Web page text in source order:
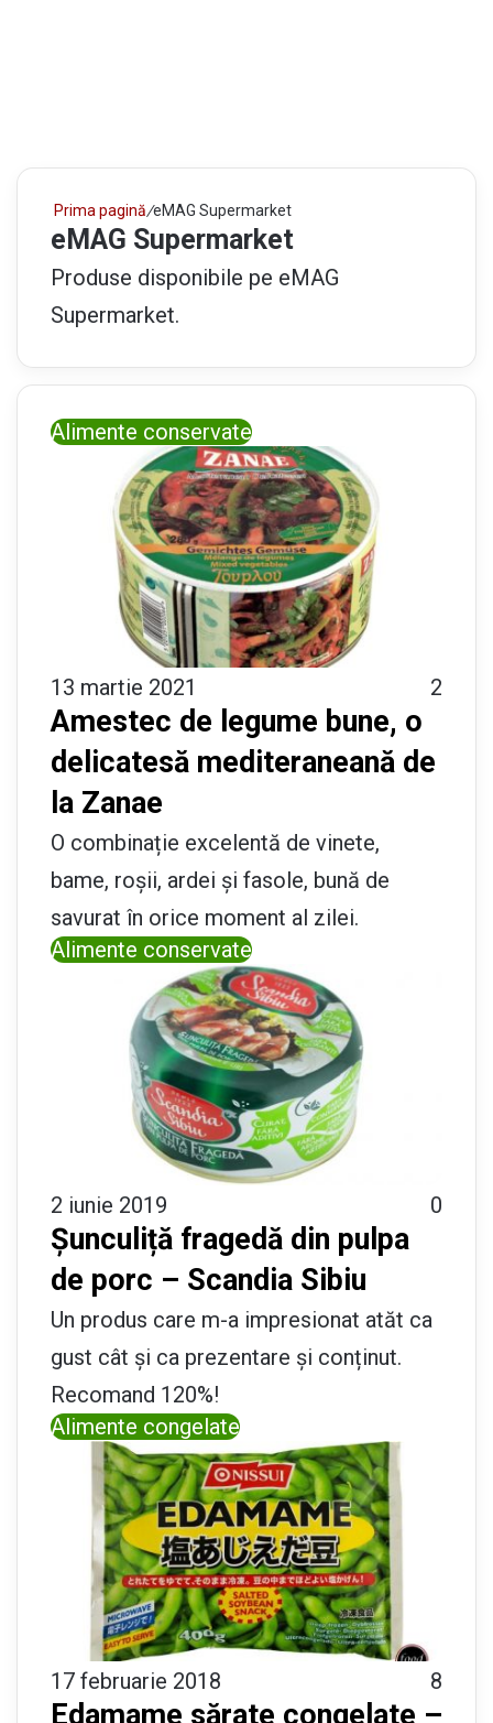
Prima pagină/eMAG Supermarket
eMAG Supermarket
Produse disponibile pe eMAG
Supermarket.
Alimente conservate
13 martie 2021 2
Amestec de legume bune, o
delicatesă mediteraneană de
la Zanae
O combinație excelentă de vinete,
bame, roșii, ardei și fasole, bună de
savurat în orice moment al zilei.
Alimente conservate
2 iunie 2019 0
Șunculiță fragedă din pulpa
de porc – Scandia Sibiu
Un produs care m-a impresionat atăt ca
gust cât și ca prezentare și conținut.
Recomand 120%!
Alimente congelate
17 februarie 2018 8
Edamame sărate congelate –